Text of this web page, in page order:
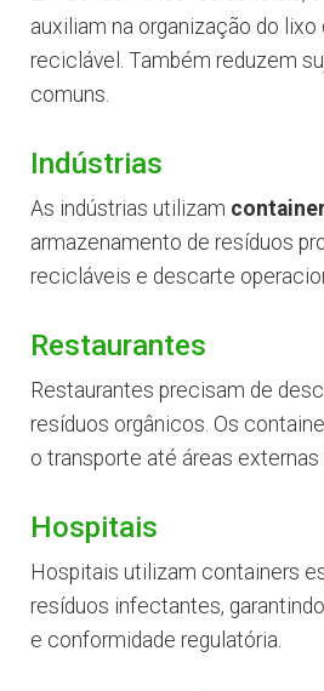
auxiliam na organização do
reciclável. Também reduzem
comuns.
Indústrias
As indústrias utilizam
armazenamento de resíduos
recicláveis e descarte
Restaurantes
Restaurantes precisam de
resíduos orgânicos. Os
o transporte até áreas
Hospitais
Hospitais utilizam containers
resíduos infectantes,
e conformidade regulatória.